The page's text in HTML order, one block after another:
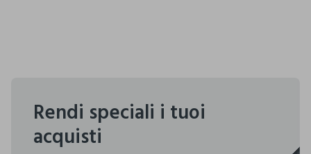
Rendi speciali i tuoi
acquisti